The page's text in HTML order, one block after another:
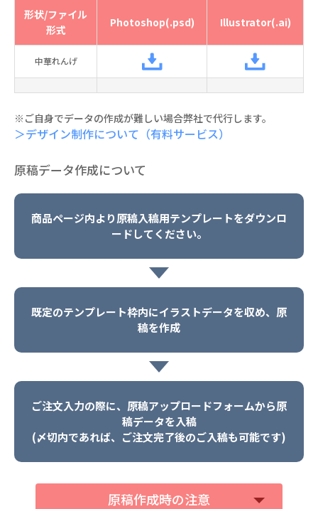
形状/ファイル
形式
Photoshop(.psd) Illustrator(.ai)
中華れんげ
※ご自身でデータの作成が難しい場合弊社で代行します。
＞デザイン制作について（有料サービス）
原稿データ作成について
商品ページ内より原稿入稿用テンプレートをダウンロ
ードしてください。
既定のテンプレート枠内にイラストデータを収め、原
稿を作成
ご注文入力の際に、原稿アップロードフォームから原
稿データを入稿
(〆切内であれば、ご注文完了後のご入稿も可能です)
原稿作成時の注意